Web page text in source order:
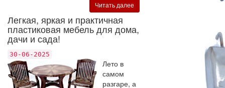
Читать далее
Легкая, яркая и практичная
пластиковая мебель для дома,
дачи и сада!
30-06-2025
Лето в
самом
разгаре, а